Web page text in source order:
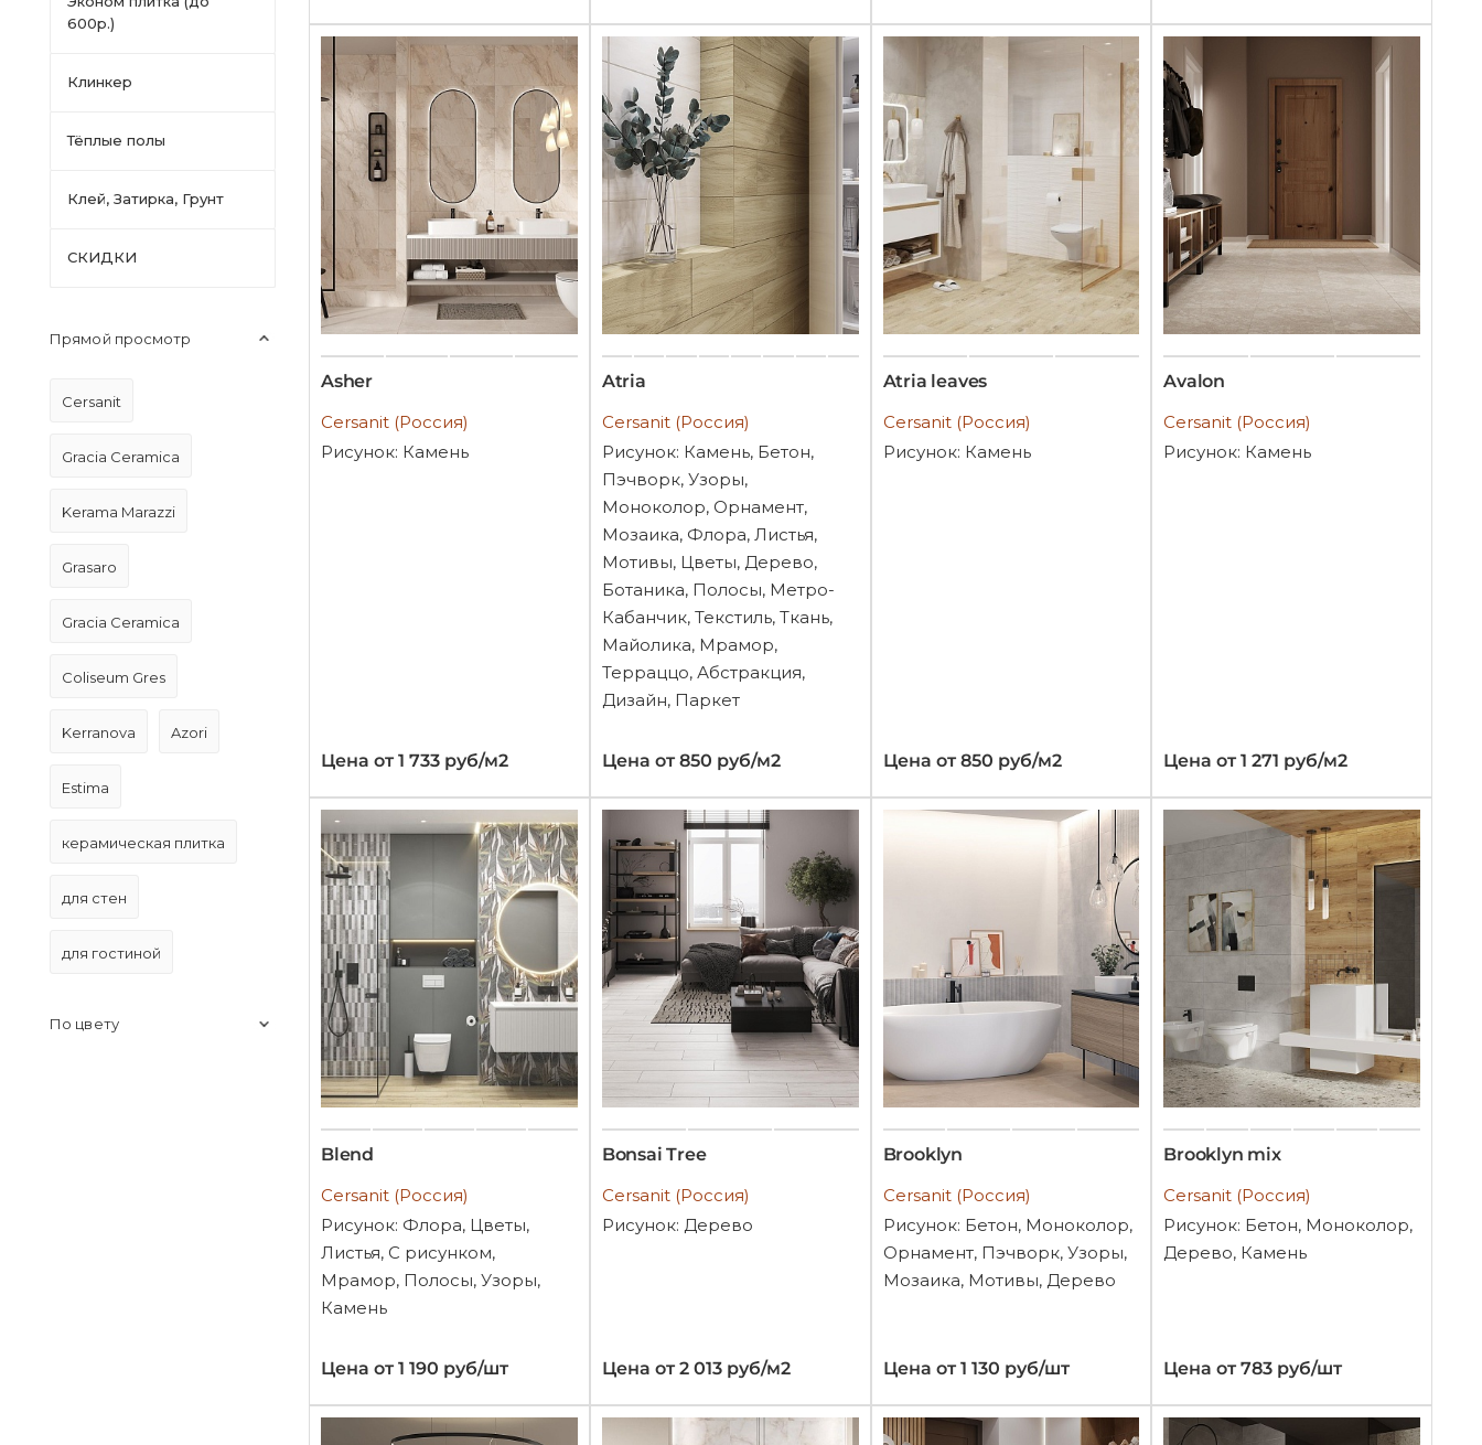
600р.)
Клинкер
Тёплые полы
Клей, Затирка, Грунт
СКИДКИ
Прямой просмотр
Cersanit
Gracia Ceramica
Kerama Marazzi
Grasaro
Gracia Ceramica
Coliseum Gres
Kerranova Azori
Estima
керамическая плитка
для стен
для гостиной
По цвету
Asher
Cersanit (Россия)
Рисунок: Камень
Цена от 1 733 руб/м2
Atria
Cersanit (Россия)
Рисунок: Камень, Бетон,
Пэчворк, Узоры,
Моноколор, Орнамент,
Мозаика, Флора, Листья,
Мотивы, Цветы, Дерево,
Ботаника, Полосы, Метро-
Кабанчик, Текстиль, Ткань,
Майолика, Мрамор,
Терраццо, Абстракция,
Дизайн, Паркет
Цена от 850 руб/м2
Atria leaves
Cersanit (Россия)
Рисунок: Камень
Цена от 850 руб/м2
Avalon
Cersanit (Россия)
Рисунок: Камень
Цена от 1 271 руб/м2
Blend
Cersanit (Россия)
Рисунок: Флора, Цветы,
Листья, С рисунком,
Мрамор, Полосы, Узоры,
Камень
Цена от 1 190 руб/шт
Bonsai Tree
Cersanit (Россия)
Рисунок: Дерево
Цена от 2 013 руб/м2
Brooklyn
Cersanit (Россия)
Рисунок: Бетон, Моноколор,
Орнамент, Пэчворк, Узоры,
Мозаика, Мотивы, Дерево
Цена от 1 130 руб/шт
Brooklyn mix
Cersanit (Россия)
Рисунок: Бетон, Моноколор,
Дерево, Камень
Цена от 783 руб/шт